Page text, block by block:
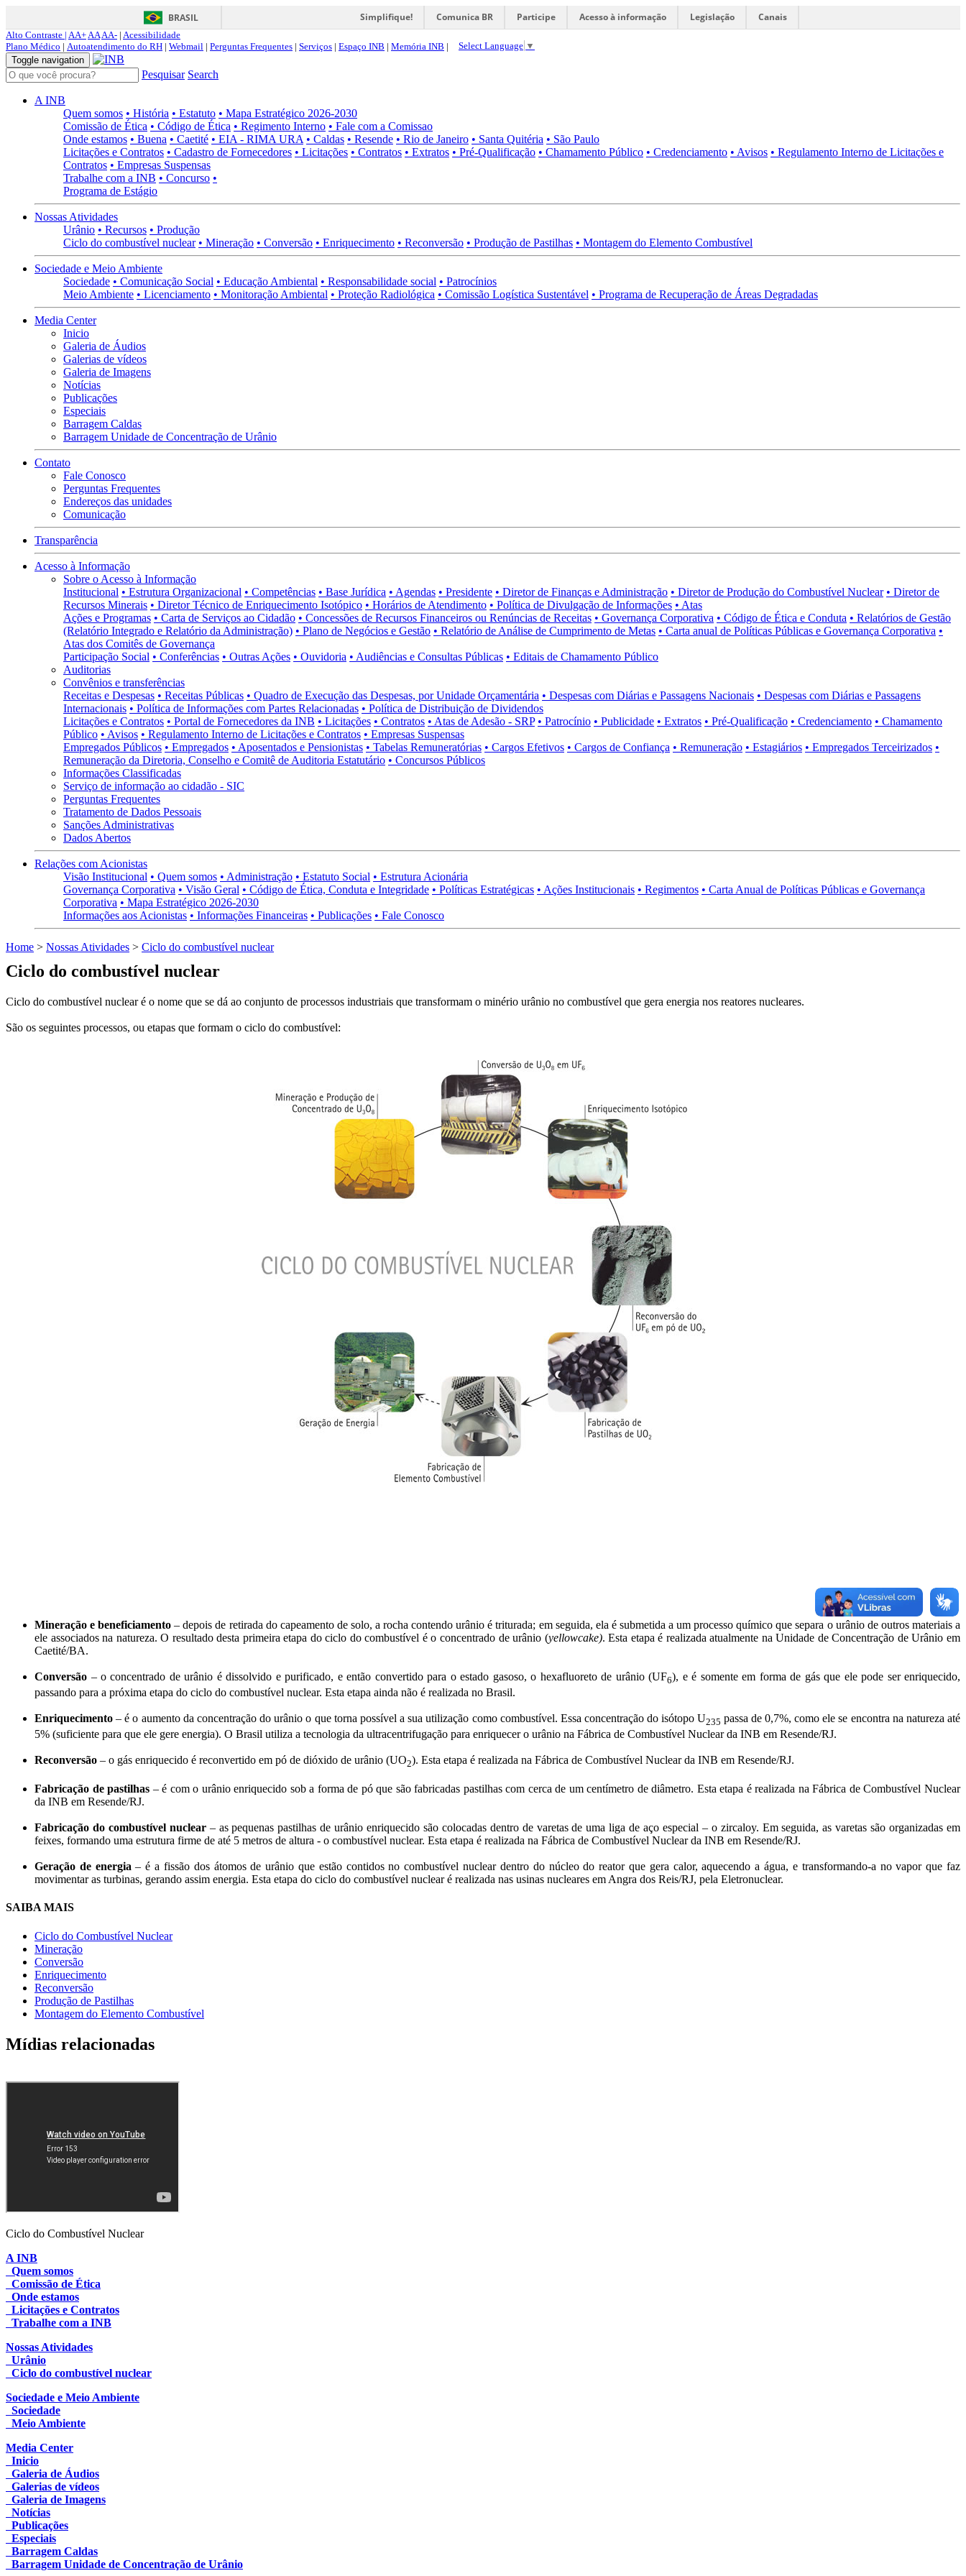
BRASIL Simplifique! Comunica BR Participe Acesso à informação Legislação Canais
Alto Contraste | AA+AAAA- | Acessibilidade
Plano Médico | Autoatendimento do RH | Webmail | Perguntas Frequentes | Serviços | Espaço INB | Memória INB | Select Language ▼
Toggle navigation
Pesquisar Search
A INB
Quem somos • História • Estatuto • Mapa Estratégico 2026-2030
Comissão de Ética • Código de Ética • Regimento Interno • Fale com a Comissao
Onde estamos • Buena • Caetité • EIA - RIMA URA • Caldas • Resende • Rio de Janeiro • Santa Quitéria • São Paulo
Licitações e Contratos • Cadastro de Fornecedores • Licitações • Contratos • Extratos • Pré-Qualificação • Chamamento Público • Credenciamento • Avisos • Regulamento Interno de Licitações e
Contratos • Empresas Suspensas
Trabalhe com a INB • Concurso •
Programa de Estágio
Nossas Atividades
Urânio • Recursos • Produção
Ciclo do combustível nuclear • Mineração • Conversão • Enriquecimento • Reconversão • Produção de Pastilhas • Montagem do Elemento Combustível
Sociedade e Meio Ambiente
Sociedade • Comunicação Social • Educação Ambiental • Responsabilidade social • Patrocínios
Meio Ambiente • Licenciamento • Monitoração Ambiental • Proteção Radiológica • Comissão Logística Sustentável • Programa de Recuperação de Áreas Degradadas
Media Center
Inicio
Galeria de Áudios
Galerias de vídeos
Galeria de Imagens
Notícias
Publicações
Especiais
Barragem Caldas
Barragem Unidade de Concentração de Urânio
Contato
Fale Conosco
Perguntas Frequentes
Endereços das unidades
Comunicação
Transparência
Acesso à Informação
Sobre o Acesso à Informação
Institucional • Estrutura Organizacional • Competências • Base Jurídica • Agendas • Presidente • Diretor de Finanças e Administração • Diretor de Produção do Combustível Nuclear • Diretor de
Recursos Minerais • Diretor Técnico de Enriquecimento Isotópico • Horários de Atendimento • Política de Divulgação de Informações • Atas
Ações e Programas • Carta de Serviços ao Cidadão • Concessões de Recursos Financeiros ou Renúncias de Receitas • Governança Corporativa • Código de Ética e Conduta • Relatórios de Gestão
(Relatório Integrado e Relatório da Administração) • Plano de Negócios e Gestão • Relatório de Análise de Cumprimento de Metas • Carta anual de Políticas Públicas e Governança Corporativa •
Atas dos Comitês de Governança
Participação Social • Conferências • Outras Ações • Ouvidoria • Audiências e Consultas Públicas • Editais de Chamamento Público
Auditorias
Convênios e transferências
Receitas e Despesas • Receitas Públicas • Quadro de Execução das Despesas, por Unidade Orçamentária • Despesas com Diárias e Passagens Nacionais • Despesas com Diárias e Passagens
Internacionais • Política de Informações com Partes Relacionadas • Política de Distribuição de Dividendos
Licitações e Contratos • Portal de Fornecedores da INB • Licitações • Contratos • Atas de Adesão - SRP • Patrocínio • Publicidade • Extratos • Pré-Qualificação • Credenciamento • Chamamento
Público • Avisos • Regulamento Interno de Licitações e Contratos • Empresas Suspensas
Empregados Públicos • Empregados • Aposentados e Pensionistas • Tabelas Remuneratórias • Cargos Efetivos • Cargos de Confiança • Remuneração • Estagiários • Empregados Terceirizados •
Remuneração da Diretoria, Conselho e Comitê de Auditoria Estatutário • Concursos Públicos
Informações Classificadas
Serviço de informação ao cidadão - SIC
Perguntas Frequentes
Tratamento de Dados Pessoais
Sanções Administrativas
Dados Abertos
Relações com Acionistas
Visão Institucional • Quem somos • Administração • Estatuto Social • Estrutura Acionária
Governança Corporativa • Visão Geral • Código de Ética, Conduta e Integridade • Políticas Estratégicas • Ações Institucionais • Regimentos • Carta Anual de Políticas Públicas e Governança
Corporativa • Mapa Estratégico 2026-2030
Informações aos Acionistas • Informações Financeiras • Publicações • Fale Conosco
Home > Nossas Atividades > Ciclo do combustível nuclear
Ciclo do combustível nuclear
Ciclo do combustível nuclear é o nome que se dá ao conjunto de processos industriais que transformam o minério urânio no combustível que gera energia nos reatores nucleares.
São os seguintes processos, ou etapas que formam o ciclo do combustível:
Mineração e beneficiamento – depois de retirada do capeamento de solo, a rocha contendo urânio é triturada; em seguida, ela é submetida a um processo químico que separa o urânio de outros materiais a
ele associados na natureza. O resultado desta primeira etapa do ciclo do combustível é o concentrado de urânio (yellowcake). Esta etapa é realizada atualmente na Unidade de Concentração de Urânio em
Caetité/BA.
Conversão – o concentrado de urânio é dissolvido e purificado, e então convertido para o estado gasoso, o hexafluoreto de urânio (UF6), e é somente em forma de gás que ele pode ser enriquecido,
passando para a próxima etapa do ciclo do combustível nuclear. Esta etapa ainda não é realizada no Brasil.
Enriquecimento – é o aumento da concentração do urânio o que torna possível a sua utilização como combustível. Essa concentração do isótopo U235 passa de 0,7%, como ele se encontra na natureza até
5% (suficiente para que ele gere energia). O Brasil utiliza a tecnologia da ultracentrifugação para enriquecer o urânio na Fábrica de Combustível Nuclear da INB em Resende/RJ.
Reconversão – o gás enriquecido é reconvertido em pó de dióxido de urânio (UO2). Esta etapa é realizada na Fábrica de Combustível Nuclear da INB em Resende/RJ.
Fabricação de pastilhas – é com o urânio enriquecido sob a forma de pó que são fabricadas pastilhas com cerca de um centímetro de diâmetro. Esta etapa é realizada na Fábrica de Combustível Nuclear
da INB em Resende/RJ.
Fabricação do combustível nuclear– as pequenas pastilhas de urânio enriquecido são colocadas dentro de varetas de uma liga de aço especial – o zircaloy. Em seguida, as varetas são organizadas em
feixes, formando uma estrutura firme de até 5 metros de altura - o combustível nuclear. Esta etapa é realizada na Fábrica de Combustível Nuclear da INB em Resende/RJ.
Geração de energia – é a fissão dos átomos de urânio que estão contidos no combustível nuclear dentro do núcleo do reator que gera calor, aquecendo a água, e transformando-a no vapor que faz
movimentar as turbinas, gerando assim energia. Esta etapa do ciclo do combustível nuclear é realizada nas usinas nucleares em Angra dos Reis/RJ, pela Eletronuclear.
SAIBA MAIS
Ciclo do Combustível Nuclear
Mineração
Conversão
Enriquecimento
Reconversão
Produção de Pastilhas
Montagem do Elemento Combustível
Mídias relacionadas
Ciclo do Combustível Nuclear
A INB
Quem somos
Comissão de Ética
Onde estamos
Licitações e Contratos
Trabalhe com a INB
Nossas Atividades
Urânio
Ciclo do combustível nuclear
Sociedade e Meio Ambiente
Sociedade
Meio Ambiente
Media Center
Inicio
Galeria de Áudios
Galerias de vídeos
Galeria de Imagens
Notícias
Publicações
Especiais
Barragem Caldas
Barragem Unidade de Concentração de Urânio